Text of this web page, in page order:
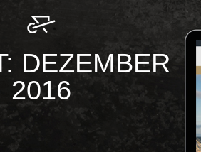
DEZEMBER
2016